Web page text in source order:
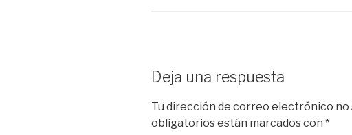
Deja una respuesta
Tu dirección de correo electrónico no
obligatorios están marcados con *